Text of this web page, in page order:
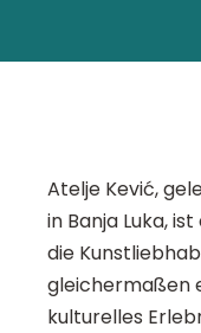
Atelje Kević,
in Banja Luka,
die
gleichermaßen
kulturelles